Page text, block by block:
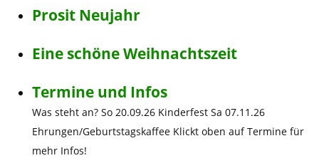
Prosit Neujahr
Eine schöne Weihnachtszeit
Termine und Infos
Was steht an? So 20.09.26 Kinderfest Sa 07.11.26
Ehrungen/Geburtstagskaffee Klickt oben auf Termine für
mehr Infos!